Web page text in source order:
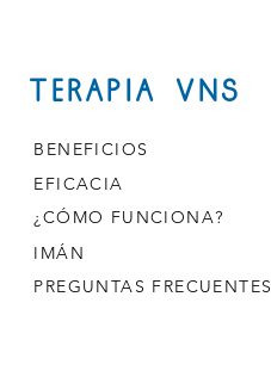
TERAPIA VNS
BENEFICIOS
EFICACIA
¿CÓMO FUNCIONA?
IMÁN
PREGUNTAS FRECUENTES